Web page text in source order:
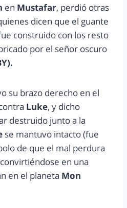
en Mustafar, perdió otras
dicen que el guante
construido con los resto
por el señor oscuro
su brazo derecho en el
Luke, y dicho
destruido junto a la
se mantuvo intacto (fue
de que el mal perdura
en una
en el planeta Mon